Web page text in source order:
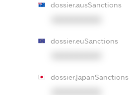
dossier.ausSanctions
dossier.euSanctions
dossier.japanSanctions